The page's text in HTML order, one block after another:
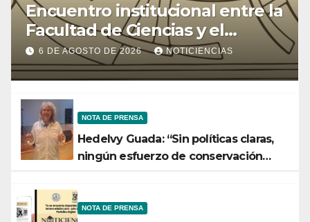
Encuentro institucional entre la
Facultad de Ciencias y el
Ministerio de Ciencia y
Tecnología
6 DE AGOSTO DE 2026 NOTICIENCIAS
NOTA DE PRENSA
Hedelvy Guada: “Sin políticas claras,
ningún esfuerzo de conservación
NOTA DE PRENSA